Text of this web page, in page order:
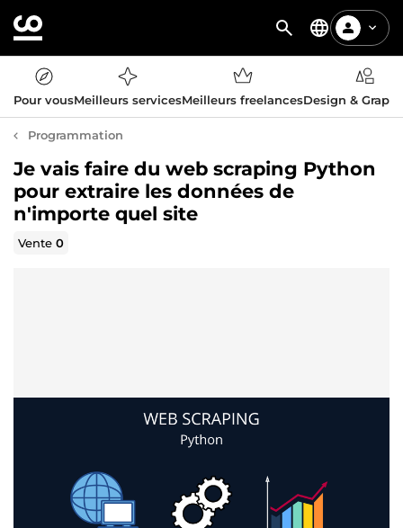
Pour vousMeilleurs servicesMeilleurs freelancesDesign &
Programmation
Je vais faire du web scraping Python
pour extraire les données de
n'importe quel site
Vente0